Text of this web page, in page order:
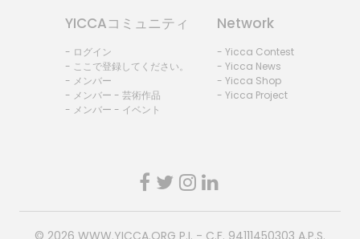
YICCAコミュニティ
- ログイン
- ここで登録してください。
- メンバー
- メンバー - 芸術作品
- メンバー - イベント
Network
- Yicca Contest
- Yicca News
- Yicca Shop
- Yicca Project
© 2026 WWW.YICCA.ORG P.I. - C.F. 94111450303 A.P.S.